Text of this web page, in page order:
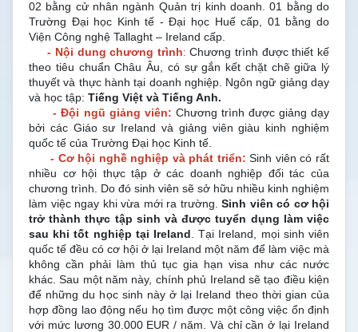
02 bằng cử nhân ngành Quản trị kinh doanh. 01 bằng do
Trường Đại học Kinh tế - Đại học Huế cấp, 01 bằng do
Viện Công nghệ Tallaght – Ireland cấp.
- Nội dung chương trình:Chương trình được thiết kế
theo tiêu chuẩn Châu Âu, có sự gắn kết chặt chẽ giữa lý
thuyết và thực hành tại doanh nghiệp. Ngôn ngữ giảng dạy
và học tập: Tiếng Việt và Tiếng Anh.
- Đội ngũ giảng viên: Chương trình được giảng dạy
bởi các Giáo sư Ireland và giảng viên giàu kinh nghiệm
quốc tế của Trường Đại học Kinh tế.
- Cơ hội nghề nghiệp và phát triển: Sinh viên có rất
nhiều cơ hội thực tập ở các doanh nghiệp đối tác của
chương trình. Do đó sinh viên sẽ sở hữu nhiều kinh nghiệm
làm việc ngay khi vừa mới ra trường. Sinh viên có cơ hội
trở thành thực tập sinh và được tuyển dụng làm việc
sau khi tốt nghiệp tại Ireland
Tại Ireland, mọi sinh viên
quốc tế đều có cơ hội ở lại Ireland một năm để làm việc mà
không cần phải làm thủ tục gia hạn visa như các nước
khác. Sau một năm này, chính phủ Ireland sẽ tạo điều kiện
để những du học sinh này ở lại Ireland theo thời gian của
hợp đồng lao động nếu họ tìm được một công việc ổn định
với mức lương 30.000 EUR / năm. Và chỉ cần ở lại Ireland